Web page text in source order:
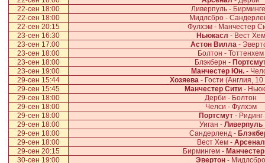
22-сен 18:00
Ливерпуль -
22-сен 18:00
Мидлсбро -
22-сен 20:15
Фулхэм - Манчестер
23-сен 16:30
Ньюкасл - Вест Хем
23-сен 17:00
Астон Вилла-
23-сен 18:00
Болтон - Тоттенхем
23-сен 18:00
Блэкберн -
23-сен 19:00
Манчестер Юн.-
29-сен 15:44
Хозяева - Гости (Англия,
29-сен 15:45
Манчестер Сити -
29-сен 18:00
Дерби - Болтон
29-сен 18:00
Челси - Фулхэм
29-сен 18:00
Портсмут - Ридинг
29-сен 18:00
Уиган - Ливерпуль
29-сен 18:00
Сандерленд -
29-сен 18:00
Вест Хем - Арсенал
29-сен 20:15
Бирмингем -
30-сен 19:00
Эвертон - Мидлсбро